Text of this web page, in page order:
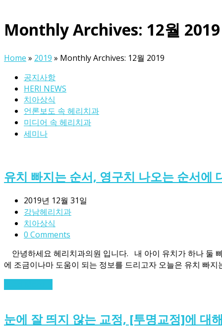
Monthly Archives: 12월 2019
Home » 2019 » Monthly Archives: 12월 2019
공지사항
HERI NEWS
치아상식
언론보도 속 헤리치과
미디어 속 헤리치과
세미나
유치 빠지는 순서, 영구치 나오는 순서에
2019년 12월 31일
강남헤리치과
치아상식
0 Comments
안녕하세요 헤리치과의원 입니다. 내 아이 유치가 하나 둘
에 조금이나마 도움이 되는 정보를 드리고자 오늘은 유치 빠
눈에 잘 띄지 않는 교정, [투명교정]에 대